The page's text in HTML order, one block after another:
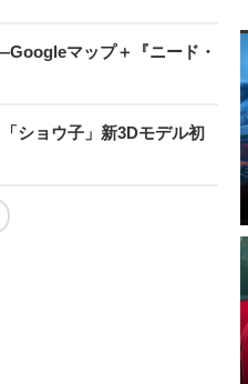
マップ＋『ニード・
ショウ子」新3Dモデル初